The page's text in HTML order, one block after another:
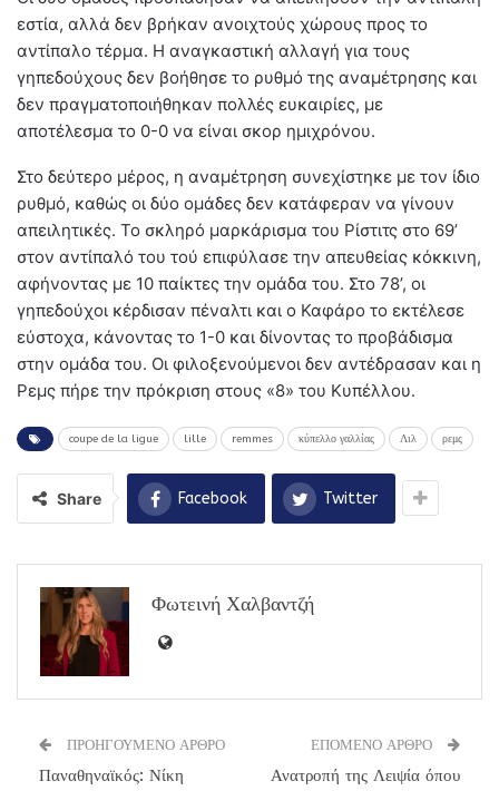
εστία, αλλά δεν βρήκαν ανοιχτούς χώρους προς το
αντίπαλο τέρμα. Η αναγκαστική αλλαγή για τους
γηπεδούχους δεν βοήθησε το ρυθμό της αναμέτρησης και
δεν πραγματοποιήθηκαν πολλές ευκαιρίες, με
αποτέλεσμα το 0-0 να είναι σκορ ημιχρόνου.
Στο δεύτερο μέρος, η αναμέτρηση συνεχίστηκε με τον ίδιο
ρυθμό, καθώς οι δύο ομάδες δεν κατάφεραν να γίνουν
απειλητικές. Το σκληρό μαρκάρισμα του Ρίστιτς στο 69’
στον αντίπαλό του τού επιφύλασε την απευθείας κόκκινη,
αφήνοντας με 10 παίκτες την ομάδα του. Στο 78’, οι
γηπεδούχοι κέρδισαν πέναλτι και ο Καφάρο το εκτέλεσε
εύστοχα, κάνοντας το 1-0 και δίνοντας το προβάδισμα
στην ομάδα του. Οι φιλοξενούμενοι δεν αντέδρασαν και η
Ρεμς πήρε την πρόκριση στους «8» του Κυπέλλου.
coupe de la ligue lille remmes κύπελλο γαλλίας Λιλ ρεμς
Share Facebook Twitter
Φωτεινή Χαλβαντζή
ΠΡΟΗΓΟΥΜΕΝΟ ΑΡΘΡΟ
Παναθηναϊκός: Νίκη
ΕΠΟΜΕΝΟ ΑΡΘΡΟ
Ανατροπή της Λειψία όπου